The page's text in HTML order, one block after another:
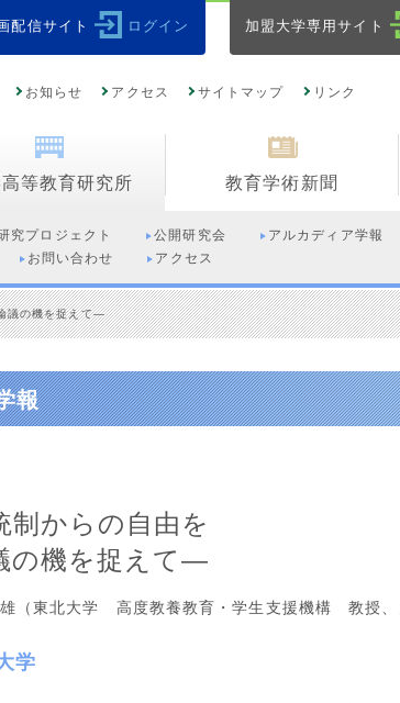
配信サイト ログイン 加盟大学専用サイト
お知らせ アクセス サイトマップ リンク
等教育研究所 教育学術新聞
究プロジェクト 公開研究会
アルカディア学報
お問い合わせ アクセス
議の機を捉えて―
報
制からの自由を
の機を捉えて―
（東北大学 高度教養教育・学生支援機構 教授、
学